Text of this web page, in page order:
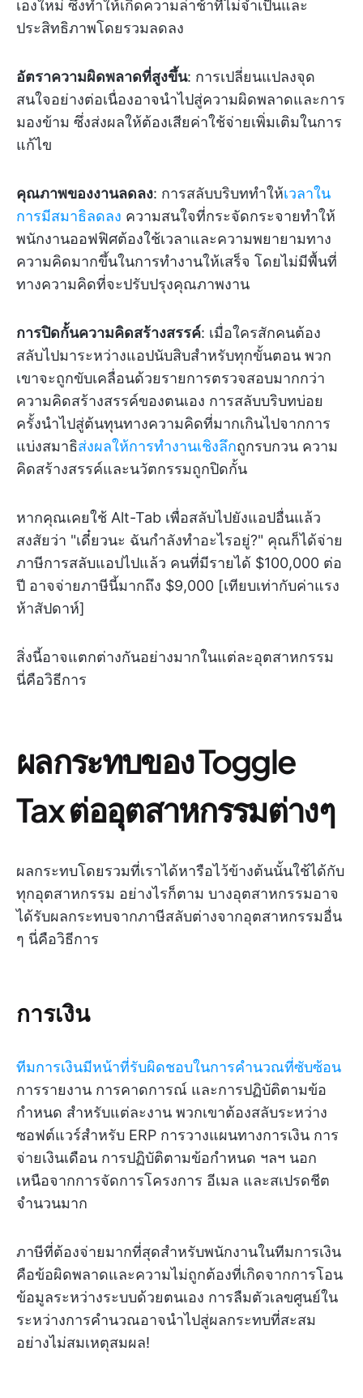
เองใหม่ ซึ่งทำให้เกิดความล่าช้าที่ไม่จำเป็นและ
ประสิทธิภาพโดยรวมลดลง
อัตราความผิดพลาดที่สูงขึ้น: การเปลี่ยนแปลงจุด
สนใจอย่างต่อเนื่องอาจนำไปสู่ความผิดพลาดและการ
มองข้าม ซึ่งส่งผลให้ต้องเสียค่าใช้จ่ายเพิ่มเติมในการ
แก้ไข
คุณภาพของงานลดลง: การสลับบริบททำให้เวลาใน
การมีสมาธิลดลง ความสนใจที่กระจัดกระจายทำให้
พนักงานออฟฟิศต้องใช้เวลาและความพยายามทาง
ความคิดมากขึ้นในการทำงานให้เสร็จ โดยไม่มีพื้นที่
ทางความคิดที่จะปรับปรุงคุณภาพงาน
การปิดกั้นความคิดสร้างสรรค์: เมื่อใครสักคนต้อง
สลับไปมาระหว่างแอปนับสิบสำหรับทุกขั้นตอน พวก
เขาจะถูกขับเคลื่อนด้วยรายการตรวจสอบมากกว่า
ความคิดสร้างสรรค์ของตนเอง การสลับบริบทบ่อย
ครั้งนำไปสู่ต้นทุนทางความคิดที่มากเกินไปจากการ
แบ่งสมาธิส่งผลให้การทำงานเชิงลึกถูกรบกวน ความ
คิดสร้างสรรค์และนวัตกรรมถูกปิดกั้น
หากคุณเคยใช้ Alt-Tab เพื่อสลับไปยังแอปอื่นแล้ว
สงสัยว่า "เดี๋ยวนะ ฉันกำลังทำอะไรอยู่?" คุณก็ได้จ่าย
ภาษีการสลับแอปไปแล้ว คนที่มีรายได้ $100,000 ต่อ
ปี อาจจ่ายภาษีนี้มากถึง $9,000 [เทียบเท่ากับค่าแรง
ห้าสัปดาห์]
สิ่งนี้อาจแตกต่างกันอย่างมากในแต่ละอุตสาหกรรม
นี่คือวิธีการ
ผลกระทบของ Toggle
Tax ต่ออุตสาหกรรมต่างๆ
ผลกระทบโดยรวมที่เราได้หารือไว้ข้างต้นนั้นใช้ได้กับ
ทุกอุตสาหกรรม อย่างไรก็ตาม บางอุตสาหกรรมอาจ
ได้รับผลกระทบจากภาษีสลับต่างจากอุตสาหกรรมอื่น
ๆ นี่คือวิธีการ
การเงิน
ทีมการเงินมีหน้าที่รับผิดชอบในการคำนวณที่ซับซ้อน
การรายงาน การคาดการณ์ และการปฏิบัติตามข้อ
กำหนด สำหรับแต่ละงาน พวกเขาต้องสลับระหว่าง
ซอฟต์แวร์สำหรับ ERP การวางแผนทางการเงิน การ
จ่ายเงินเดือน การปฏิบัติตามข้อกำหนด ฯลฯ นอก
เหนือจากการจัดการโครงการ อีเมล และสเปรดชีต
จำนวนมาก
ภาษีที่ต้องจ่ายมากที่สุดสำหรับพนักงานในทีมการเงิน
คือข้อผิดพลาดและความไม่ถูกต้องที่เกิดจากการโอน
ข้อมูลระหว่างระบบด้วยตนเอง การลืมตัวเลขศูนย์ใน
ระหว่างการคำนวณอาจนำไปสู่ผลกระทบที่สะสม
อย่างไม่สมเหตุสมผล!